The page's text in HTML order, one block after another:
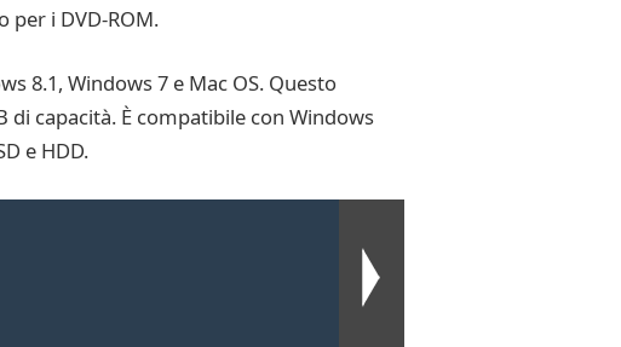
i DVD-ROM.
8.1, Windows 7 e Mac OS. Questo
di capacità. È compatibile con Windows
e HDD.